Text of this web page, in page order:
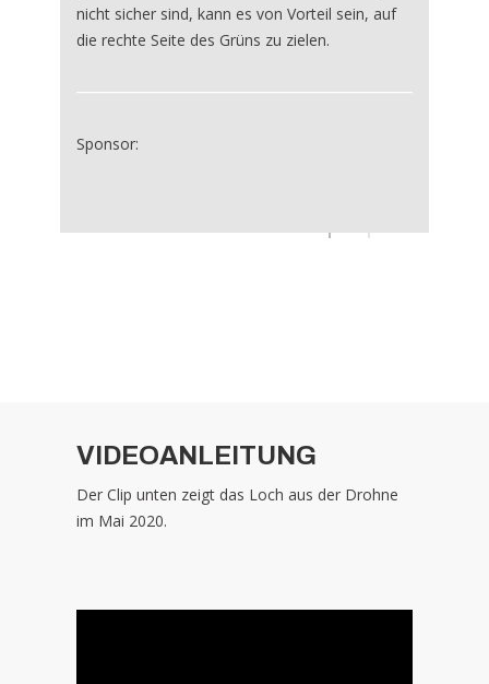
nicht sicher sind, kann es von Vorteil sein, auf
die rechte Seite des Grüns zu zielen.
Sponsor:
VIDEOANLEITUNG
Der Clip unten zeigt das Loch aus der Drohne
im Mai 2020.